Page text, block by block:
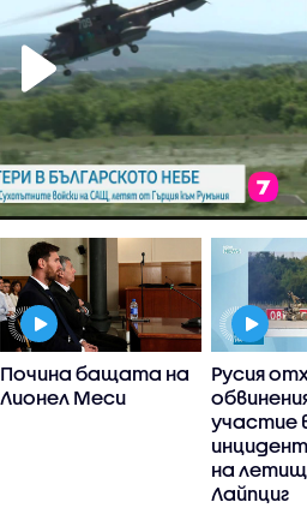
Почина бащата на
Лионел Меси
Русия
участие
на
Лайпциг